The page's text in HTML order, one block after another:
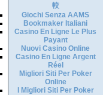
較
Giochi Senza AAMS
Bookmaker Italiani
Casino En Ligne Le Plus
Payant
Nuovi Casino Online
Casino En Ligne Argent
Réel
Migliori Siti Per Poker
Online
I Migliori Siti Per Poker